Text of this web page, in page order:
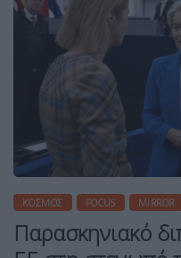
ΚΌΣΜΟΣ FOCUS MIRROR
Παρασκηνιακό